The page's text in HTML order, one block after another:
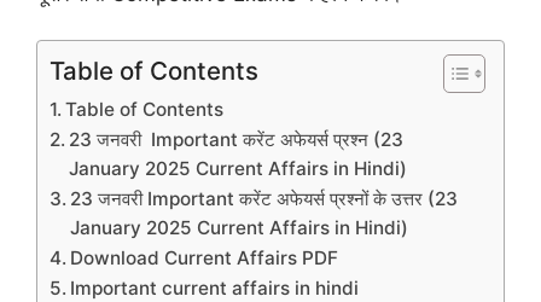
Table of Contents
Table of Contents
23 जनवरी Important करेंट अफेयर्स प्रश्न (23
January 2025 Current Affairs in Hindi)
23 जनवरी Important करेंट अफेयर्स प्रश्नों के उत्तर (23
January 2025 Current Affairs in Hindi)
Download Current Affairs PDF
Important current affairs in hindi